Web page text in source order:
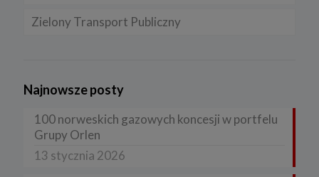
Zielony Transport Publiczny
Najnowsze posty
100 norweskich gazowych koncesji w portfelu
Grupy Orlen
13 stycznia 2026